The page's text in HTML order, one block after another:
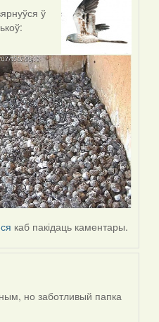
ў
каб пакідаць каментары.
но заботливый папка